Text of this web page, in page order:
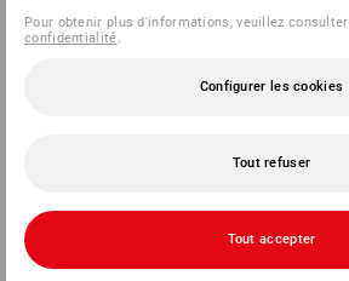
Pour obtenir plus d'informations, veuillez consulter
confidentialité.
Configurer les cookies
Tout refuser
Tout accepter